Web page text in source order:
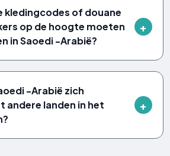
kledingcodes of douane
op de hoogte moeten
in Saoedi -Arabië?
-Arabië zich
andere landen in het